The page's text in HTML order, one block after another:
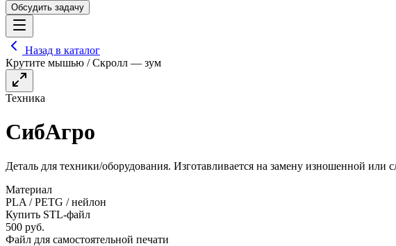
Обсудить задачу
Назад в каталог
Крутите мышью / Скролл — зум
Техника
СибАгро
Деталь для техники/оборудования. Изготавливается на замену изношенной или
Материал
PLA / PETG / нейлон
Купить STL-файл
500 руб.
Файл для самостоятельной печати